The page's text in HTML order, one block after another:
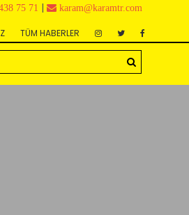
75 71 | karam@karamtr.com
TÜM HABERLER